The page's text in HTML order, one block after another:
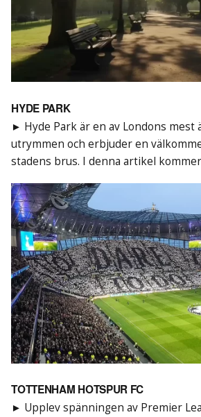
HYDE PARK
► Hyde Park är en av Londons mest
utrymmen och erbjuder en
stadens brus. I denna artikel
TOTTENHAM HOTSPUR FC
► Upplev spänningen av Premier